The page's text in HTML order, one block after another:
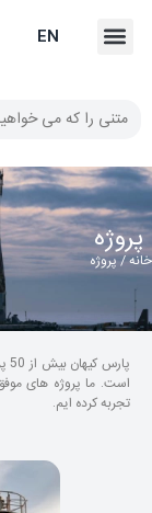
EN
جستجو
برای:
پروژه
/ پروژه
است. ما پروژه های
تجربه کرده ایم.